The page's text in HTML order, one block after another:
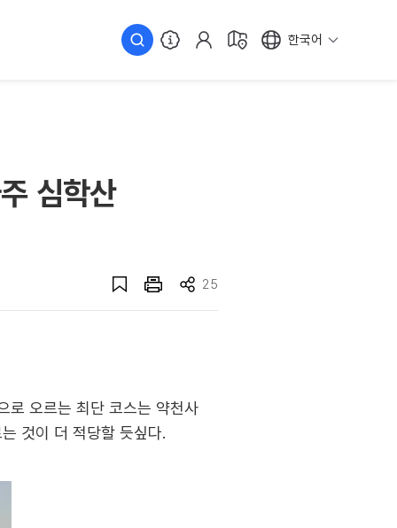
한국어
심학산
25
로 오르는 최단 코스는 약천사
것이 더 적당할 듯싶다.